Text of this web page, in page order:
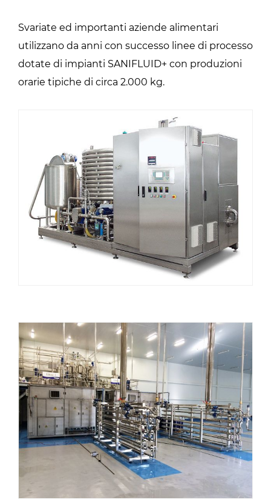
Svariate ed importanti aziende alimentari
utilizzano da anni con successo linee di processo
dotate di impianti SANIFLUID+ con produzioni
orarie tipiche di circa 2.000 kg.